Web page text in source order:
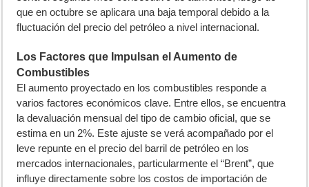
que en octubre se aplicara una baja temporal debido a la
fluctuación del precio del petróleo a nivel internacional.
Los Factores que Impulsan el Aumento de
Combustibles
El aumento proyectado en los combustibles responde a
varios factores económicos clave. Entre ellos, se encuentra
la devaluación mensual del tipo de cambio oficial, que se
estima en un 2%. Este ajuste se verá acompañado por el
leve repunte en el precio del barril de petróleo en los
mercados internacionales, particularmente el “Brent”, que
influye directamente sobre los costos de importación de